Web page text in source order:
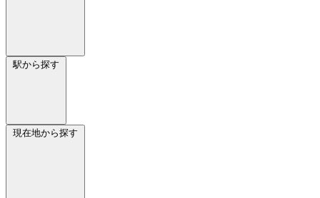
駅から探す
現在地から探す